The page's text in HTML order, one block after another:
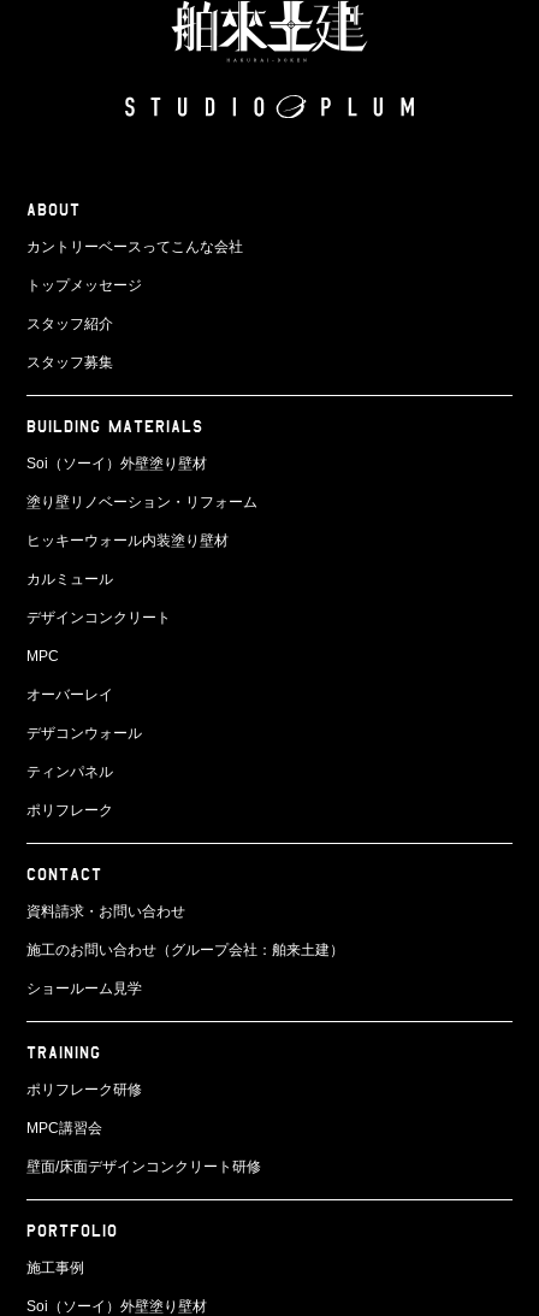
ABOUT
カントリーベースってこんな会社
トップメッセージ
スタッフ紹介
スタッフ募集
BUILDING MATERIALS
Soi（ソーイ）外壁塗り壁材
塗り壁リノベーション・リフォーム
ヒッキーウォール内装塗り壁材
カルミュール
デザインコンクリート
MPC
オーバーレイ
デザコンウォール
ティンパネル
ポリフレーク
CONTACT
資料請求・お問い合わせ
施工のお問い合わせ（グループ会社：舶来土建）
ショールーム見学
TRAINING
ポリフレーク研修
MPC講習会
壁面/床面デザインコンクリート研修
PORTFOLIO
施工事例
Soi（ソーイ）外壁塗り壁材